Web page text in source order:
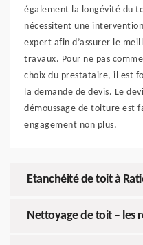
également la longévité du
nécessitent une
expert afin d’assurer le
travaux. Pour ne pas
choix du prestataire, il est
la demande de devis. Le
démoussage de toiture est
engagement non plus.
Etanchéité de toit à
Nettoyage de toit – les